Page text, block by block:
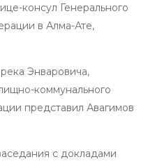
консул Генерального
в Алма-Ате,
Энваровича,
коммунального
представил Авагимов
с докладами